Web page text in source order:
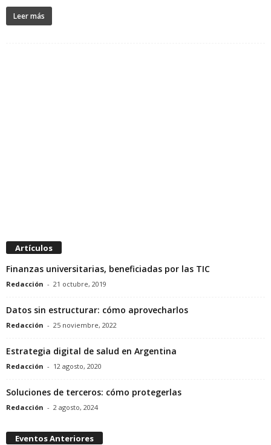
Leer más
Artículos
Finanzas universitarias, beneficiadas por las TIC
Redacción - 21 octubre, 2019
Datos sin estructurar: cómo aprovecharlos
Redacción - 25 noviembre, 2022
Estrategia digital de salud en Argentina
Redacción - 12 agosto, 2020
Soluciones de terceros: cómo protegerlas
Redacción - 2 agosto, 2024
Eventos Anteriores